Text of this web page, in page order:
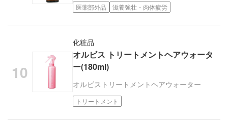
医薬部外品 滋養強壮・肉体疲労
化粧品
オルビス トリートメントヘアウォータ
ー(180ml)
オルビス トリートメントヘアウォーター
トリートメント